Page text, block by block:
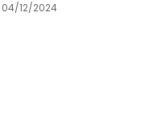
04/12/2024